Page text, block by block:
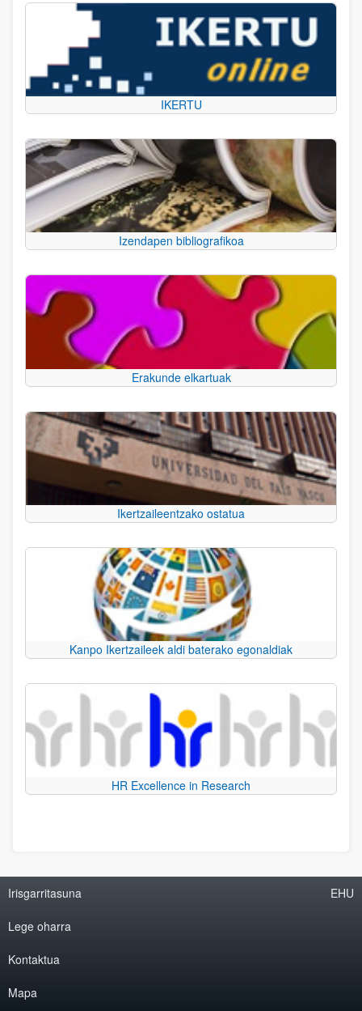
IKERTU
Izendapen bibliografikoa
Erakunde elkartuak
Ikertzaileentzako ostatua
Kanpo Ikertzaileek aldi baterako egonaldiak
HR Excellence in Research
Irisgarritasuna
Lege oharra
Kontaktua
Mapa
EHU